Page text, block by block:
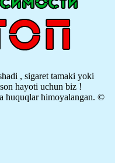
, sigaret tamaki yoki
hayoti uchun biz !
huquqlar himoyalangan. ©